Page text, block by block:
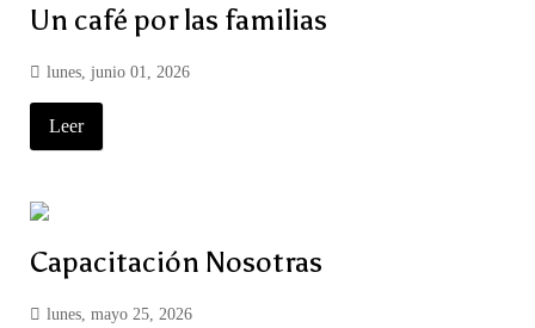
Un café por las familias
lunes, junio 01, 2026
Leer
Capacitación Nosotras
lunes, mayo 25, 2026